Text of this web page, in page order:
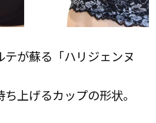
が蘇る「ハリジェンヌ
上げるカップの形状。